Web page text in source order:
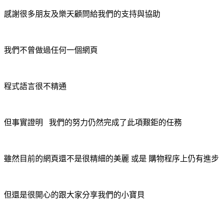
感謝很多朋友及樂天顧問給我們的支持與協助
我們不曾做過任何一個網頁
程式語言很不精通
但事實證明 我們的努力仍然完成了此項艱鉅的任務
雖然目前的網頁還不是很精細的美麗 或是 購物程序上仍有進
但還是很開心的跟大家分享我們的小寶貝